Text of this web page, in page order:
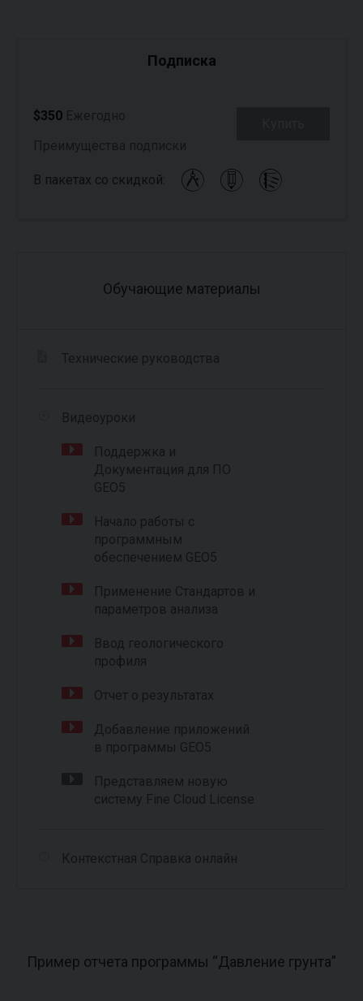
Подписка
$350
В пакетах со скидкой:
Обучающие материалы
Технические руководства
Видеоуроки
Поддержка и
Документация для ПО
GEO5
Начало работы с
программным
обеспечением GEO5
Применение Стандартов и
параметров анализа
Ввод геологического
профиля
Отчет о результатах
Добавление приложений
в программы GEO5
Представляем новую
систему Fine Cloud License
Контекстная Справка онлайн
Пример отчета программы “Давление грунта”